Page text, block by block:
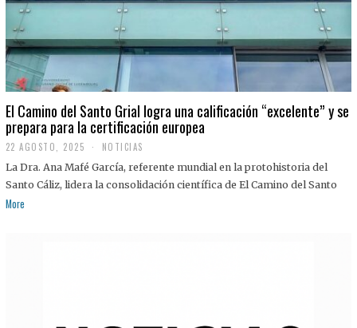
El Camino del Santo Grial logra una calificación “excelente” y se
prepara para la certificación europea
22 AGOSTO, 2025
2
A
G
NOTICIAS
La Dra. Ana Mafé García, referente mundial en la protohistoria del
Santo Cáliz, lidera la consolidación científica de El Camino del Santo
More